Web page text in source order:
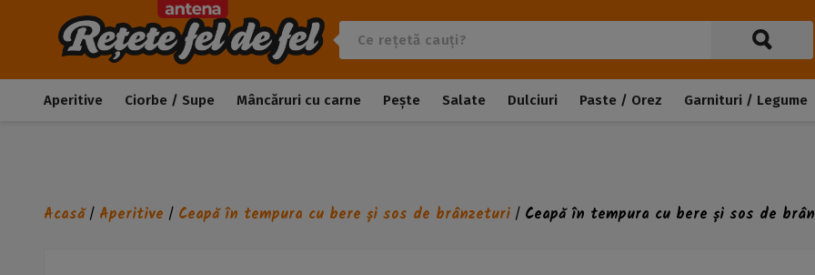
Aperitive Ciorbe / Supe Mâncăruri cu carne Pește Salate Dulciuri Paste / Orez Garnituri / Legume
Acasă/ Aperitive / Ceapă în tempura cu bere și sos de brânzeturi / Ceapă în tempura cu bere și sos de